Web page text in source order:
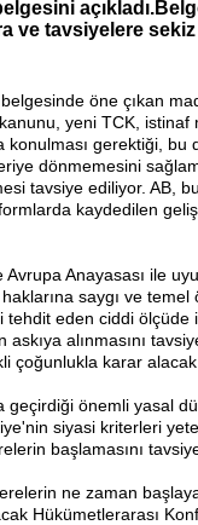
ve tavsiyelere
öne çıkan
yeni TCK, istinaf
konulması gerektiği, bu
dönmemesini
tavsiye ediliyor. AB,
kaydedilen
Avrupa Anayasası ile
saygı ve temel
tehdit eden ciddi ölçüde
alınmasını
çoğunlukla karar
geçirdiği önemli yasal
siyasi kriterleri
başlamasını
ne zaman
Hükümetlerarası